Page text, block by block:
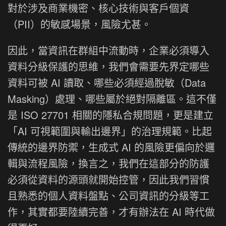
對於涉及商業機密、核心技術與客戶個資
（PII）的敏感場景，風險尤甚。
因此，當資訊在群組中流動時，企業必須導入
資料分級保護的思維，我們會需要先界定哪些
資料可被 AI 讀取、哪些必須經過脫敏（Data
Masking）處理、哪些屬於絕對隔離區。這不僅
是 ISO 27701 相關的隱私合規問題，更是建立
「AI 可視範圍與輸出邊界」的治理規範。比起
傳統的邊界防禦，生成式 AI 的風險更偏向於邏
輯與流程風險，換言之，我們在這部分的防護
必須從資料的源頭就開始控管，因此我們習慣
且熟悉的個人資料盤點、公司資訊的分級等工
作，其實都要陸續完善，才有辦法在 AI 時代做